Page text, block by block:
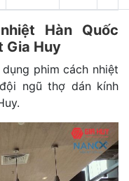
Hàn Quốc
Gia Huy
phim cách nhiệt
ngũ thợ dán kính